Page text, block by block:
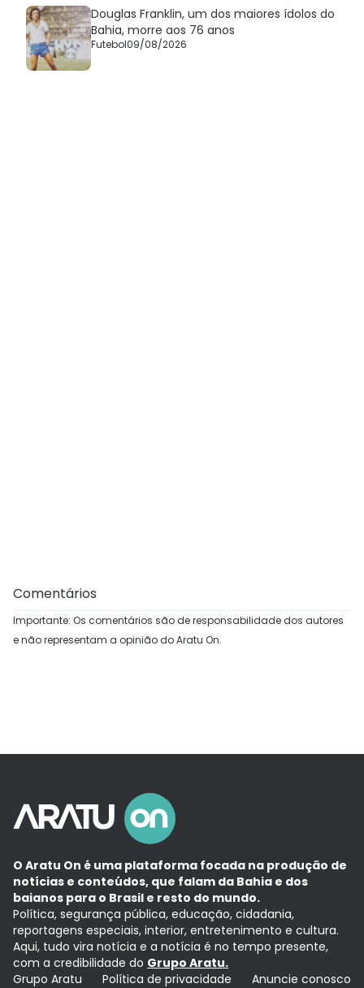
Douglas Franklin, um dos maiores ídolos do
Bahia, morre aos 76 anos
Futebol09/08/2026
Comentários
Importante: Os comentários são de responsabilidade dos autores
e não representam a opinião do Aratu On.
O Aratu On é uma plataforma focada na produção de
notícias e conteúdos, que falam da Bahia e dos
baianos para o Brasil e resto do mundo.
Política, segurança pública, educação, cidadania,
reportagens especiais, interior, entretenimento e cultura.
Aqui, tudo vira notícia e a notícia é no tempo presente,
com a credibilidade do Grupo Aratu.
Grupo Aratu
Política de privacidade Anuncie conosco